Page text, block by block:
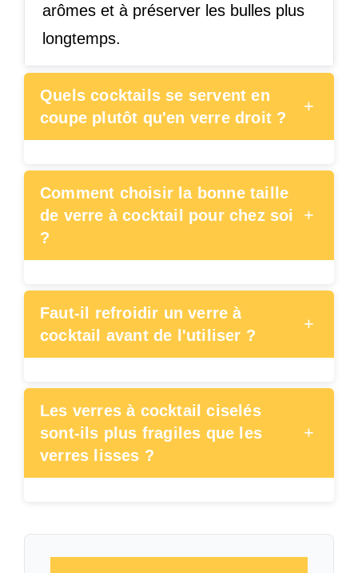
arômes et à préserver les bulles plus
longtemps.
Quels cocktails se servent en
coupe plutôt qu'en verre droit ?
+
Comment choisir la bonne taille
de verre à cocktail pour chez soi
?
+
Faut-il refroidir un verre à
cocktail avant de l'utiliser ?
+
Les verres à cocktail ciselés
sont-ils plus fragiles que les
verres lisses ?
+